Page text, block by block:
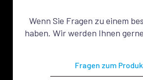
Wenn Sie Fragen zu einem
haben. Wir werden Ihnen
Fragen zum